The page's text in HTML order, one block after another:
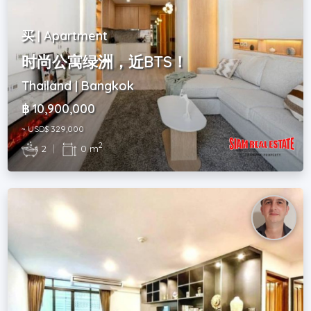
买 | Apartment
时尚公寓绿洲，近BTS！
Thailand | Bangkok
฿ 10,900,000
~ USD$ 329,000
2 | 0 m2